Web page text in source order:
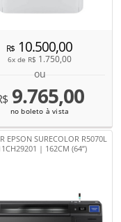
R$ 10.500,00
6x de R$ 1.750,00
ou
9.765,00
no boleto à vista
EPSON SURECOLOR R5070L
| 162CM (64”)